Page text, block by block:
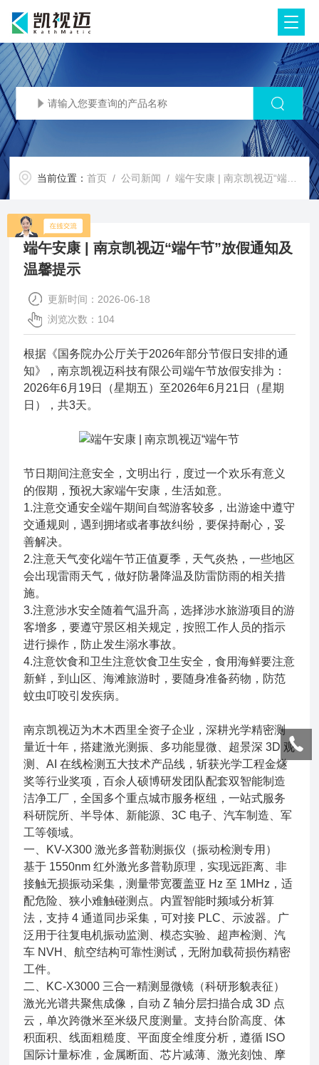
当前位置：首页 /公司新闻 / 端午安康 | 南京凯视迈“端午节”放假通知及温馨提示
端午安康 | 南京凯视迈“端午节”放假通知及
温馨提示
更新时间：2026-06-18
浏览次数：104
根据《国务院办公厅关于2026年部分节假日安排的通
知》，南京凯视迈科技有限公司端午节放假安排为：
2026年6月19日（星期五）至2026年6月21日（星期
日），共3天。
节日期间注意安全，文明出行，度过一个欢乐有意义
的假期，预祝大家端午安康，生活如意。
1.注意交通安全端午期间自驾游客较多，出游途中遵守
交通规则，遇到拥堵或者事故纠纷，要保持耐心，妥
善解决。
2.注意天气变化端午节正值夏季，天气炎热，一些地区
会出现雷雨天气，做好防暑降温及防雷防雨的相关措
施。
3.注意涉水安全随着气温升高，选择涉水旅游项目的游
客增多，要遵守景区相关规定，按照工作人员的指示
进行操作，防止发生溺水事故。
4.注意饮食和卫生注意饮食卫生安全，食用海鲜要注意
新鲜，到山区、海滩旅游时，要随身准备药物，防范
蚊虫叮咬引发疾病。
南京凯视迈为木木西里全资子企业，深耕光学精密测
量近十年，搭建激光测振、多功能显微、超景深 3D 观
测、AI 在线检测五大技术产品线，斩获光学工程金燧
奖等行业奖项，百余人硕博研发团队配套双智能制造
洁净工厂，全国多个重点城市服务枢纽，一站式服务
科研院所、半导体、新能源、3C 电子、汽车制造、军
工等领域。
一、KV-X300 激光多普勒测振仪（振动检测专用）
基于 1550nm 红外激光多普勒原理，实现远距离、非
接触无损振动采集，测量带宽覆盖亚 Hz 至 1MHz，适
配危险、狭小难触碰测点。内置智能时频域分析算
法，支持 4 通道同步采集，可对接 PLC、示波器。广
泛用于往复电机振动监测、模态实验、超声检测、汽
车 NVH、航空结构可靠性测试，无附加载荷损伤精密
工件。
二、KC-X3000 三合一精测显微镜（科研形貌表征）
激光光谱共聚焦成像，自动 Z 轴分层扫描合成 3D 点
云，单次跨微米至米级尺度测量。支持台阶高度、体
积面积、线面粗糙度、平面度全维度分析，遵循 ISO
国际计量标准，金属断面、芯片减薄、激光刻蚀、摩